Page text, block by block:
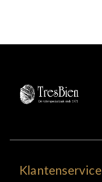
Klantenservice